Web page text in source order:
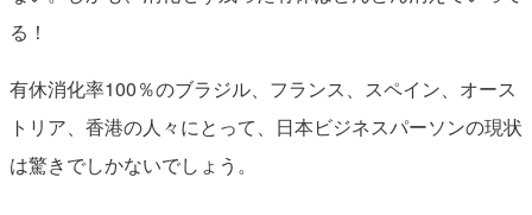
る！
有休消化率100％のブラジル、フランス、スペイン、オース
トリア、香港の人々にとって、日本ビジネスパーソンの現状
は驚きでしかないでしょう。